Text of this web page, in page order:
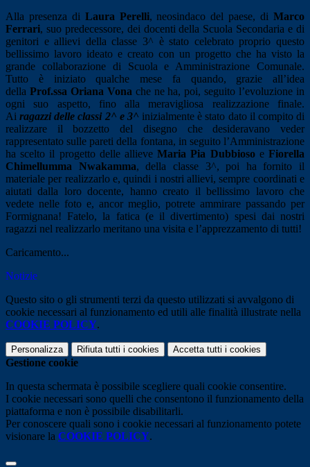
Alla presenza di Laura Perelli, neosindaco del paese, diMarco
Ferrari, suo predecessore, dei docenti della Scuola Secondaria e di
genitori e allievi della classe 3^ è stato celebrato proprio questo
bellissimo lavoro ideato e creato con un progetto che ha visto la
grande collaborazione di Scuola e Amministrazione Comunale.
Tutto è iniziato qualche mese fa quando, grazie all’idea
della Prof.ssa Oriana Vona che ne ha, poi, seguito l’evoluzione in
ogni suo aspetto, fino alla meravigliosa realizzazione finale.
Airagazzi delle classi 2^ e 3^ inizialmente è stato dato il compito di
realizzare il bozzetto del disegno che desideravano veder
rappresentato sulle pareti della fontana, in seguito l’Amministrazione
ha scelto il progetto delle allieveMaria Pia DubbiosoeFiorella
Chimellumma Nwakamma, della classe 3^, poi ha fornito il
materiale per realizzarlo e, quindi i nostri allievi, sempre coordinati e
aiutati dalla loro docente, hanno creato il bellissimo lavoro che
vedete nelle foto e, ancor meglio, potrete ammirare passando per
Formignana! Fatelo, la fatica (e il divertimento) spesi dai nostri
ragazzi nel realizzarlo meritano una visita e l’apprezzamento di tutti!
Caricamento...
Notizie
Questo sito o gli strumenti terzi da questo utilizzati si avvalgono di
cookie necessari al funzionamento ed utili alle finalità illustrate nella
COOKIE POLICY.
Personalizza Rifiuta tutti i cookies Accetta tutti i cookies
Gestione cookie
In questa schermata è possibile scegliere quali cookie consentire.
I cookie necessari sono quelli che consentono il funzionamento della
piattaforma e non è possibile disabilitarli.
Per conoscere quali sono i cookie necessari al funzionamento potete
visionare la COOKIE POLICY.